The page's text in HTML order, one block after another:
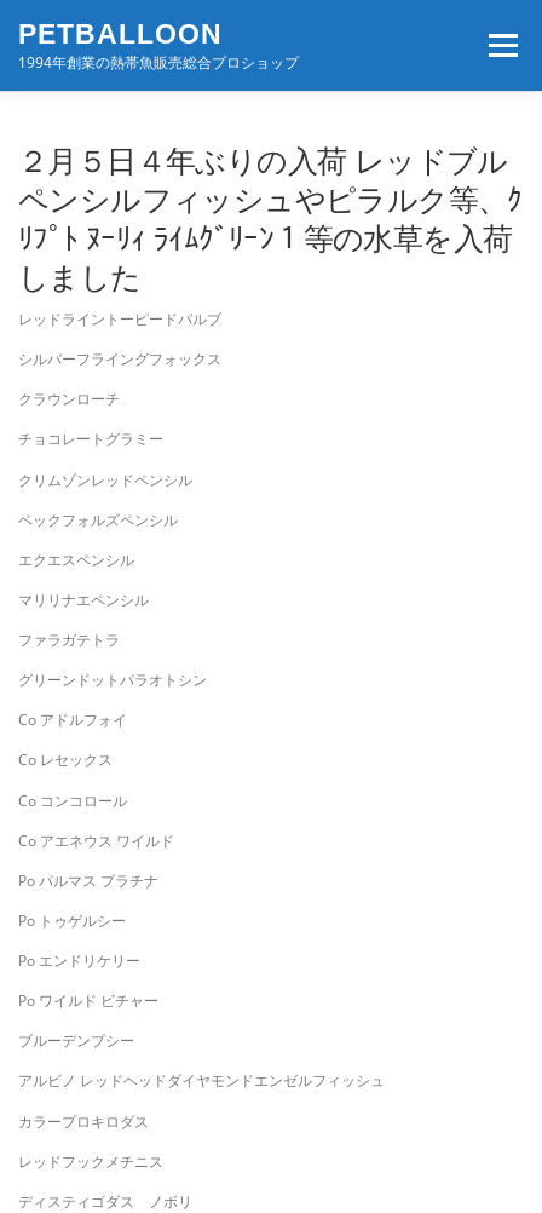
PETBALLOON
1994年創業の熱帯魚販売総合プロショップ
メニュー
BLOG・コンテンツ お問い合わせ 会社案内
２月５日４年ぶりの入荷 レッドブル
ペンシルフィッシュやピラルク等、ｸ
ﾘﾌﾟﾄ ﾇｰﾘｨ ﾗｲﾑｸﾞﾘｰﾝ１等の水草を入荷
しました
レッドライントーピードバルブ
シルバーフライングフォックス
クラウンローチ
チョコレートグラミー
クリムゾンレッドペンシル
ベックフォルズペンシル
エクエスペンシル
マリリナエペンシル
ファラガテトラ
グリーンドットパラオトシン
Co アドルフォイ
Co レセックス
Co コンコロール
Co アエネウス ワイルド
Po パルマス プラチナ
Po トゥゲルシー
Po エンドリケリー
Po ワイルド ビチャー
ブルーデンプシー
アルビノ レッドヘッドダイヤモンドエンゼルフィッシュ
カラープロキロダス
レッドフックメチニス
ディスティゴダス ノボリ